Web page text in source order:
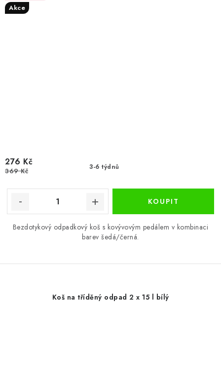
Akce
3-6 týdnů
276 Kč
369 Kč
Bezdotykový odpadkový koš s kovývovým pedálem v kombinaci
barev šedá/černá.
Koš na tříděný odpad 2 x 15 l bílý